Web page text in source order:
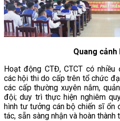
Quang cảnh
Hoạt động CTĐ, CTCT có
các hội thi do cấp trên tổ chức
các cấp thường xuyên nắm,
đội; duy trì thực hiện nghiêm
hình tư tưởng cán bộ chiến sĩ ổn
tác, sẵn sàng nhận và hoàn thành